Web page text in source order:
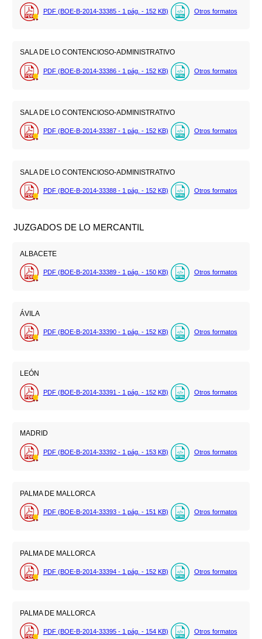
PDF (BOE-B-2014-33385 - 1 pág. - 152 KB) Otros formatos
SALA DE LO CONTENCIOSO-ADMINISTRATIVO
PDF (BOE-B-2014-33386 - 1 pág. - 152 KB) Otros formatos
SALA DE LO CONTENCIOSO-ADMINISTRATIVO
PDF (BOE-B-2014-33387 - 1 pág. - 152 KB) Otros formatos
SALA DE LO CONTENCIOSO-ADMINISTRATIVO
PDF (BOE-B-2014-33388 - 1 pág. - 152 KB) Otros formatos
JUZGADOS DE LO MERCANTIL
ALBACETE
PDF (BOE-B-2014-33389 - 1 pág. - 150 KB) Otros formatos
ÁVILA
PDF (BOE-B-2014-33390 - 1 pág. - 152 KB) Otros formatos
LEÓN
PDF (BOE-B-2014-33391 - 1 pág. - 152 KB) Otros formatos
MADRID
PDF (BOE-B-2014-33392 - 1 pág. - 153 KB) Otros formatos
PALMA DE MALLORCA
PDF (BOE-B-2014-33393 - 1 pág. - 151 KB) Otros formatos
PALMA DE MALLORCA
PDF (BOE-B-2014-33394 - 1 pág. - 152 KB) Otros formatos
PALMA DE MALLORCA
PDF (BOE-B-2014-33395 - 1 pág. - 154 KB) Otros formatos